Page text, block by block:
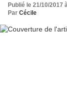
Publié le 21/10/2017
Par Cécile